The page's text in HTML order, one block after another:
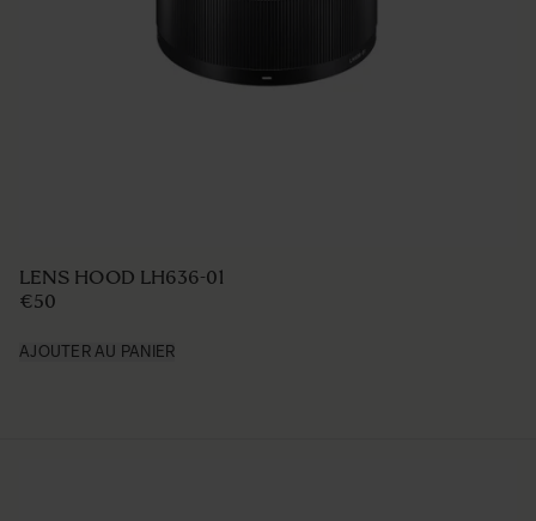
LENS HOOD LH636-01
€50
AJOUTER AU PANIER